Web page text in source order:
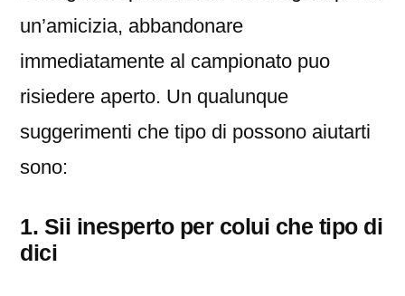
un’amicizia, abbandonare
immediatamente al campionato puo
risiedere aperto. Un qualunque
suggerimenti che tipo di possono aiutarti
sono:
1. Sii inesperto per colui che tipo di
dici